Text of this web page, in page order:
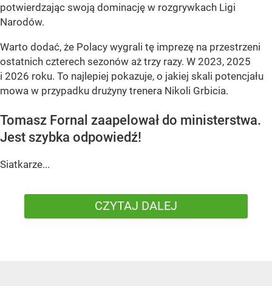
potwierdzając swoją dominację w rozgrywkach Ligi
Narodów.
Warto dodać, że Polacy wygrali tę imprezę na przestrzeni
ostatnich czterech sezonów aż trzy razy. W 2023, 2025
i 2026 roku. To najlepiej pokazuje, o jakiej skali potencjału
mowa w przypadku drużyny trenera Nikoli Grbicia.
Tomasz Fornal zaapelował do ministerstwa.
Jest szybka odpowiedź!
Siatkarze...
CZYTAJ DALEJ